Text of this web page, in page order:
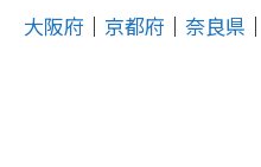
大阪府 │ 京都府 │ 奈良県 │